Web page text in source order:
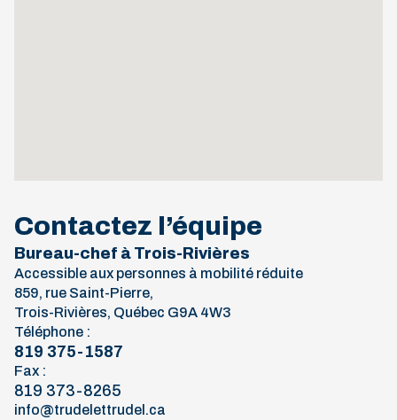
Contactez l’équipe
Bureau-chef à Trois-Rivières
Accessible aux personnes à mobilité réduite
859, rue Saint-Pierre,
Trois-Rivières, Québec G9A 4W3
Téléphone :
819 375-1587
Fax :
819 373-8265
info@trudelettrudel.ca